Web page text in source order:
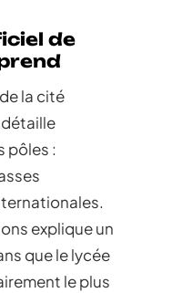
de
la cité
pôles :
explique un
que le lycée
le plus